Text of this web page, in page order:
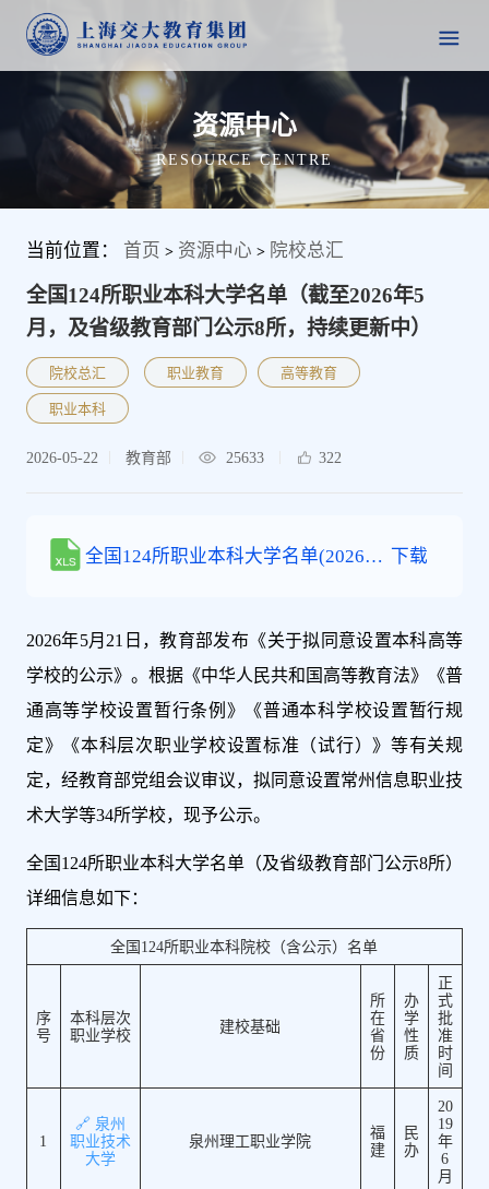
资源中心
RESOURCE CENTRE
当前位置： 首页 > 资源中心 > 院校总汇
全国124所职业本科大学名单（截至2026年5
月，及省级教育部门公示8所，持续更新中）
院校总汇 职业教育
高等教育
职业本科
2026-05-22 教育部 25633 322
全国124所职业本科大学名单(2026年 下载
2026年5月21日，教育部发布《关于拟同意设置本科高等
学校的公示》。根据《中华人民共和国高等教育法》《普
通高等学校设置暂行条例》《普通本科学校设置暂行规
定》《本科层次职业学校设置标准（试行）》等有关规
定，经教育部党组会议审议，拟同意设置常州信息职业技
术大学等34所学校，现予公示。
全国124所职业本科大学名单（及省级教育部门公示8所）
详细信息如下：
全国124所职业本科院校（含公示）名单
序
号
本科层次
职业学校
建校基础
所
在
省
份
办
学
性
质
正
式
批
准
时
间
1
🔗 泉州
职业技术
大学
泉州理工职业学院
福
建
民
办
20
19
年
6
月